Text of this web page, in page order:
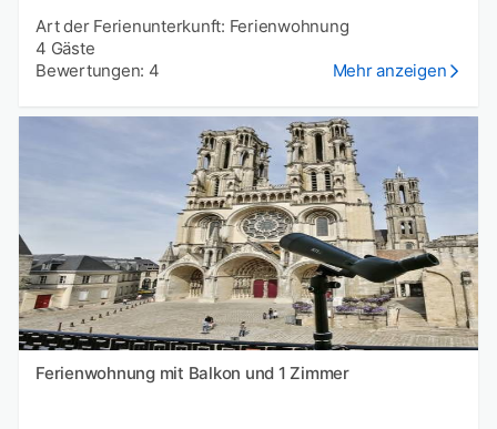
Art der Ferienunterkunft: Ferienwohnung
4 Gäste
Bewertungen: 4
Mehr anzeigen
Ferienwohnung mit Balkon und 1 Zimmer